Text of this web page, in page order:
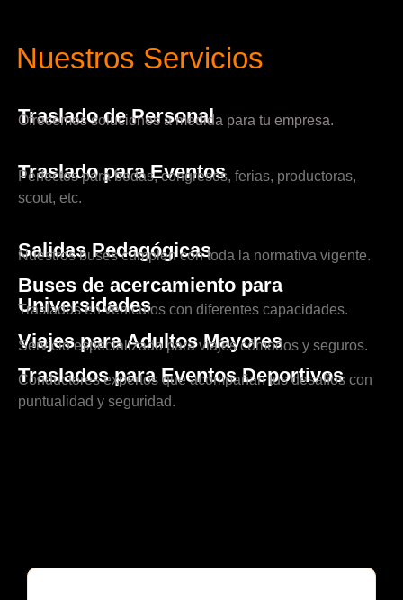
Nuestros Servicios
Traslado de Personal
Ofrecemos soluciones a medida para tu empresa.
Traslado para Eventos
Perfectos para bodas, congresos, ferias, productoras,
scout, etc.
Salidas Pedagógicas
Nuestros buses cumplen con toda la normativa vigente.
Buses de acercamiento para
Universidades
Traslados en vehículos con diferentes capacidades.
Viajes para Adultos Mayores
Servicio especializado para viajes cómodos y seguros.
Traslados para Eventos Deportivos
Conductores expertos que acompañan tus desafíos con
puntualidad y seguridad.